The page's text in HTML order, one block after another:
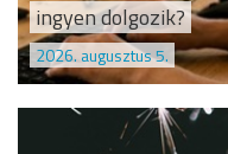
ingyen dolgozik?
2026. augusztus 5.